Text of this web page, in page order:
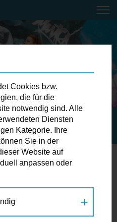
Kinder und
KALENDER
WIEN
Cookies bzw.
die für die
notwendig sind. Alle
Diensten
Kategorie. Ihre
Sie in der
Website auf
anpassen oder